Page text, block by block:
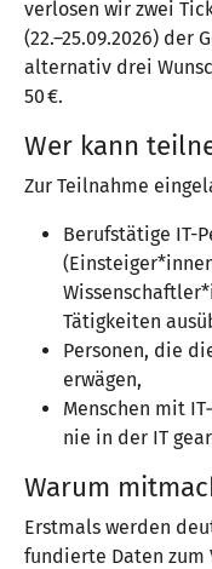
verlosen wir zwei
(22.–25.09.2026)
alternativ drei
50 €.
Wer kann
Zur Teilnahme
Berufstätige IT-
Tätigkeiten
Personen, die
erwägen,
Menschen mit
nie in der IT
Warum
Erstmals werden
fundierte Daten zum